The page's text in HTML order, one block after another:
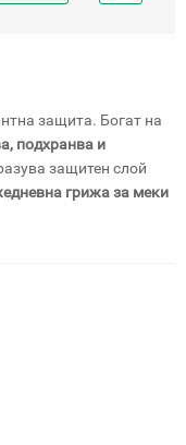
Добави
защита. Богат на
подхранва и
защитен слой
грижа за меки